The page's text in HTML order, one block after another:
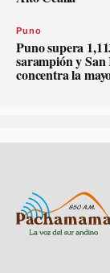
Puno
Puno supera
sarampión y
concentra la